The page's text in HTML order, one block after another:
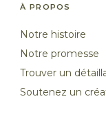
À PROPOS
Notre histoire
Notre promesse
Trouver un
Soutenez un